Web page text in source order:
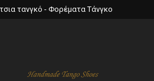
τανγκό - Φορέματα Τάνγκο